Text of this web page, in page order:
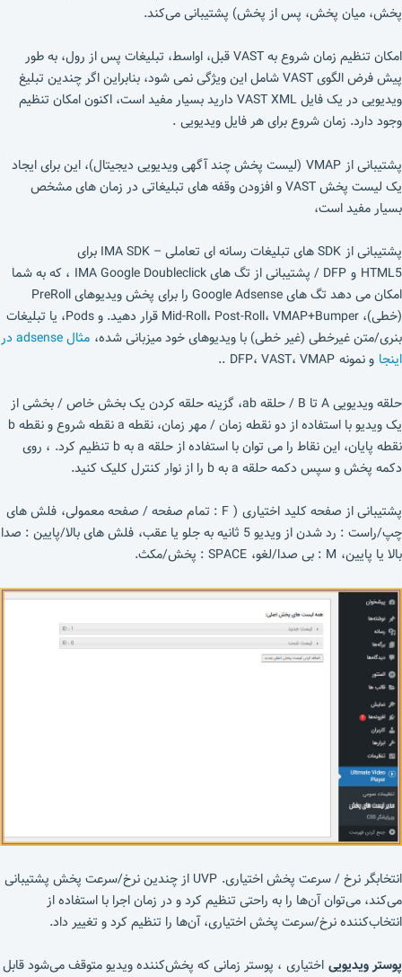
پخش، میان پخش، پس از پخش) پشتیبانی می‌کند.
امکان تنظیم زمان شروع به VAST قبل، اواسط، تبلیغات پس از رول، به طور
پیش فرض الگوی VAST شامل این ویژگی نمی شود، بنابراین اگر چندین تبلیغ
ویدیویی در یک فایل VAST XML دارید بسیار مفید است، اکنون امکان تنظیم
وجود دارد. زمان شروع برای هر فایل ویدیویی .
پشتیبانی از VMAP (لیست پخش چند آگهی ویدیویی دیجیتال)، این برای ایجاد
یک لیست پخش VAST و افزودن وقفه های تبلیغاتی در زمان های مشخص
بسیار مفید است،
پشتیبانی از SDK های تبلیغات رسانه ای تعاملی – IMA SDK برای
HTML5 و DFP / پشتیبانی از تگ های IMA Google Doubleclick ، که به شما
امکان می دهد تگ های Google Adsense را برای پخش ویدیوهای PreRoll
(خطی)، Mid-Roll، Post-Roll، VMAP+Bumper قرار دهید. و Pods، یا تبلیغات
بنری/متن غیرخطی (غیر خطی) با ویدیوهای خود میزبانی شده،
مثال adsense در
اینجا و نمونه DFP، VAST، VMAP ..
حلقه ویدیویی A تا B / حلقه ab، گزینه حلقه کردن یک بخش خاص / بخشی از
یک ویدیو با استفاده از دو نقطه زمان / مهر زمان، نقطه a نقطه شروع و نقطه b
نقطه پایان، این نقاط را می توان با استفاده از حلقه a به b تنظیم کرد. ، روی
دکمه پخش و سپس دکمه حلقه a به b را از نوار کنترل کلیک کنید.
پشتیبانی از صفحه کلید اختیاری ( F : تمام صفحه / صفحه معمولی، فلش های
چپ/راست : رد شدن از ویدیو 5 ثانیه به جلو یا عقب، فلش های بالا/پایین : صدا
بالا یا پایین، M : بی صدا/لغو، SPACE : پخش/مکث.
انتخابگر نرخ / سرعت پخش اختیاری. UVP از چندین نرخ/سرعت پخش پشتیبانی
می‌کند، می‌توان آن‌ها را به راحتی تنظیم کرد و در زمان اجرا با استفاده از
انتخاب‌کننده نرخ/سرعت پخش اختیاری، آن‌ها را تنظیم کرد و تغییر داد.
پوستر ویدیویی اختیاری ، پوستر زمانی که پخش‌کننده ویدیو متوقف می‌شود قابل